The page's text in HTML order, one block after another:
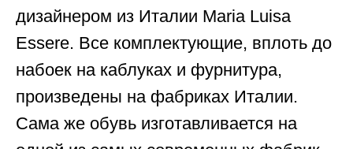
дизайнером из Италии Maria Luisa
Essere. Все комплектующие, вплоть до
набоек на каблуках и фурнитура,
произведены на фабриках Италии.
Сама же обувь изготавливается на